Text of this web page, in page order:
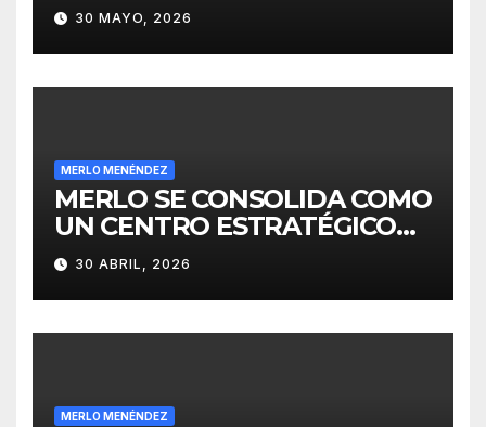
30 MAYO, 2026
MERLO MENÉNDEZ
MERLO SE CONSOLIDA COMO
UN CENTRO ESTRATÉGICO
PARA EL DESARROLLO DE
INVERSIONES
30 ABRIL, 2026
MERLO MENÉNDEZ